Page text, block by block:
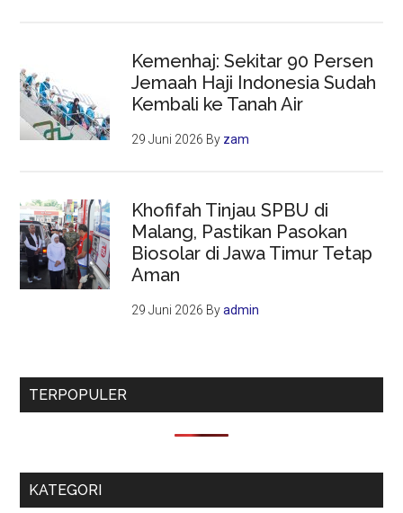
Kemenhaj: Sekitar 90 Persen
Jemaah Haji Indonesia Sudah
Kembali ke Tanah Air
29 Juni 2026 By zam
Khofifah Tinjau SPBU di
Malang, Pastikan Pasokan
Biosolar di Jawa Timur Tetap
Aman
29 Juni 2026 Byadmin
TERPOPULER
KATEGORI